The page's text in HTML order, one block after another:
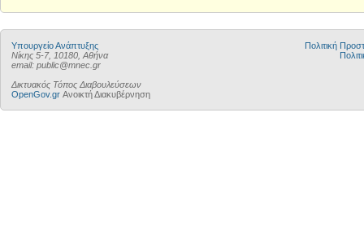
Υπουργείο Ανάπτυξης
Νίκης 5-7, 10180, Αθήνα
email: public@mnec.gr
Δικτυακός Τόπος Διαβουλεύσεων
OpenGov.gr Ανοικτή Διακυβέρνηση
Πολιτική